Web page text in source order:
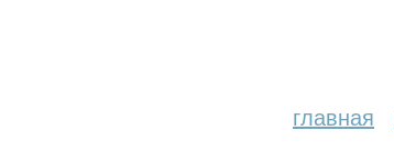
главная